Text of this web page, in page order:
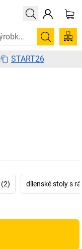
do 72 hodin.
Hledání
START26
dílenské stoly s